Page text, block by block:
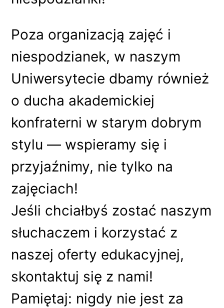
Poza organizacją zajęć i
niespodzianek, w naszym
Uniwersytecie dbamy również
o ducha akademickiej
konfraterni w starym dobrym
stylu — wspieramy się i
przyjaźnimy, nie tylko na
zajęciach!
Jeśli chciałbyś zostać naszym
słuchaczem i korzystać z
naszej oferty edukacyjnej,
skontaktuj się z nami!
Pamiętaj: nigdy nie jest za